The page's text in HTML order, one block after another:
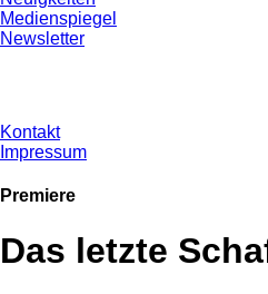
Medienspiegel
Newsletter
Kontakt
Impressum
Premiere
Das letzte